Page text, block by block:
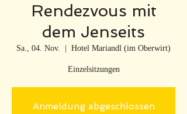
Rendezvous mit
dem Jenseits
Sa., 04. Nov. Hotel Mariandl (im Oberwirt)
Einzelsitzungen
Anmeldung abgeschlossen